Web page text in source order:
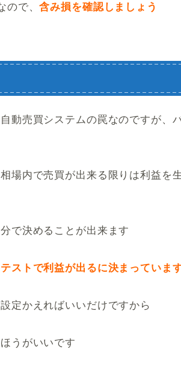
ので、含み損を確認しましょう
動売買システムの罠なのですが、
場内で売買が出来る限りは利益を
で決めることが出来ます
ストで利益が出るに決まっていま
定かえればいいだけですから
ほうがいいです